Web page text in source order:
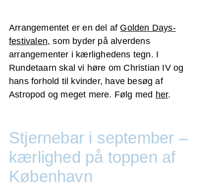
Arrangementet er en del af Golden Days-
festivalen, som byder på alverdens
arrangementer i kærlighedens tegn. I
Rundetaarn skal vi høre om Christian IV og
hans forhold til kvinder, have besøg af
Astropod og meget mere. Følg med her.
Stjernebar i september –
kærlighed på toppen af
København